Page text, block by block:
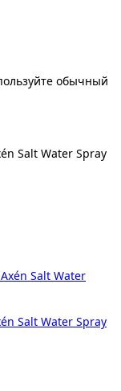
обычный
Salt Water Spray
Salt Water Spray